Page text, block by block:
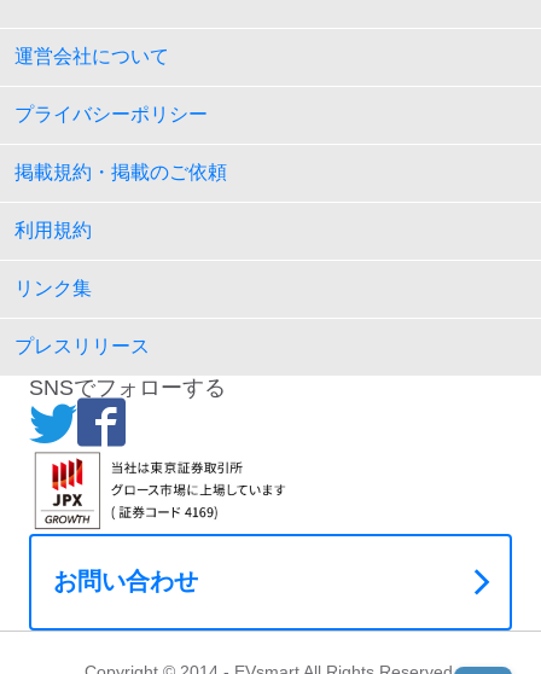
運営会社について
プライバシーポリシー
掲載規約・掲載のご依頼
利用規約
リンク集
プレスリリース
SNSでフォローする
お問い合わせ